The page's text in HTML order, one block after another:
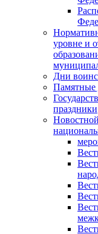
уровне и
Дни
Памятные
праздники